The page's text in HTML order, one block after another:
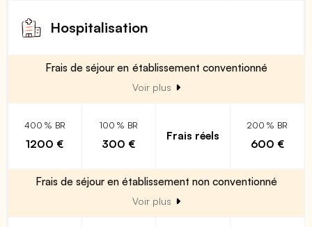
Hospitalisation
Frais de séjour en établissement conventionné
Voir plus
400 % BR
1200 €
100 % BR
300 €
Frais réels
200 % BR
600 €
Frais de séjour en établissement non conventionné
Voir plus